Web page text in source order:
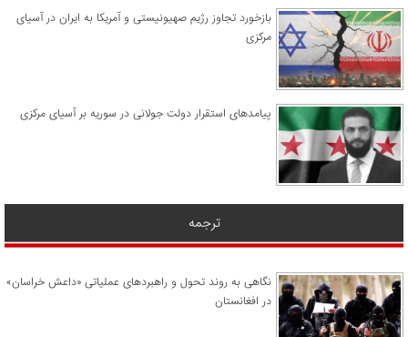
​بازخورد تجاوز رژیم صهیونیستی و آمریکا به ایران در آسیای
مرکزی
پیامدهای استقرار دولت جولانی در سوریه بر آسیای مرکزی
ترجمه
نگاهی به روند تحول و راهبردهای عملیاتی «داعش خراسان»
در افغانستان